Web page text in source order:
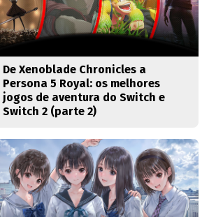
De Xenoblade Chronicles a
Persona 5 Royal: os melhores
jogos de aventura do Switch e
Switch 2 (parte 2)